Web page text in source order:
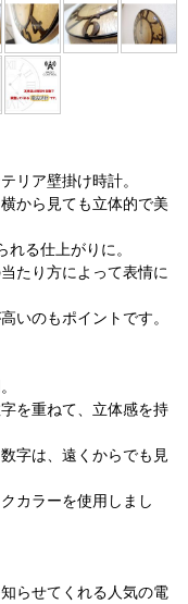
リア壁掛け時計。
から見ても立体的で美
る仕上がりに。
たり方によって表情に
いのもポイントです。
を重ねて、立体感を持
字は、遠くからでも見
カラーを使用しまし
らせてくれる人気の電